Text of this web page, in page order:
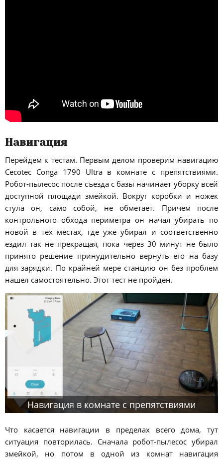
Навигация
Перейдем к тестам. Первым делом проверим навигацию
Cecotec Conga 1790 Ultra в комнате с препятствиями.
Робот-пылесос после съезда с базы начинает уборку всей
доступной площади змейкой. Вокруг коробки и ножек
стула он, само собой, не обметает. Причем после
контрольного обхода периметра он начал убирать по
новой в тех местах, где уже убирал и соответственно
ездил так не прекращая, пока через 30 минут не было
принято решение принудительно вернуть его на базу
для зарядки. По крайней мере станцию он без проблем
нашел самостоятельно. Этот тест не пройден.
Навигация в комнате с препятствиями
Что касается навигации в пределах всего дома, тут
ситуация повторилась. Сначала робот-пылесос убирал
змейкой, но потом в одной из комнат навигация